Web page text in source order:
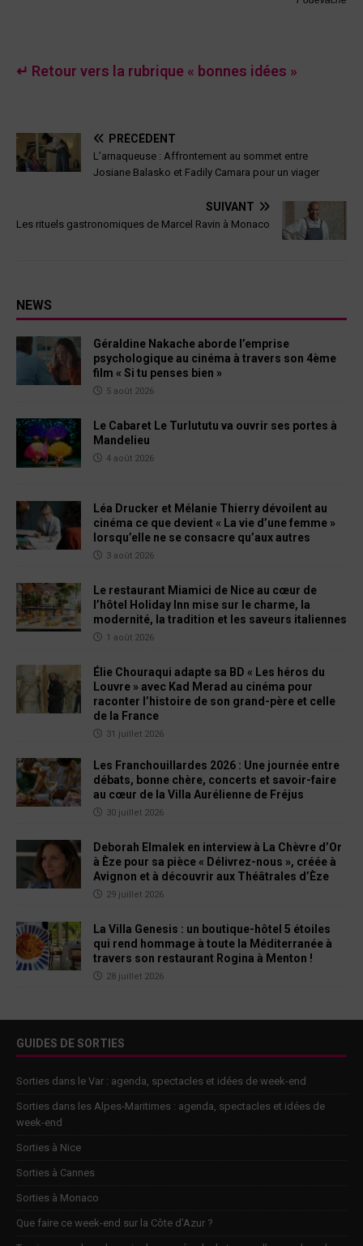
↵ Retour vers la rubrique « bonnes idées »
PRÉCÉDENT
L’arnaqueuse : Affrontement au sommet entre
Josiane Balasko et Fadily Camara pour un viager
SUIVANT
Les rituels gastronomiques de Marcel Ravin à Monaco
NEWS
Géraldine Nakache aborde l’emprise
psychologique au cinéma à travers son 4ème
film « Si tu penses bien »
5 août 2026
Le Cabaret Le Turlututu va ouvrir ses portes à
Mandelieu
4 août 2026
Léa Drucker et Mélanie Thierry dévoilent au
cinéma ce que devient « La vie d’une femme »
lorsqu’elle ne se consacre qu’aux autres
3 août 2026
Le restaurant Miamici de Nice au cœur de
l’hôtel Holiday Inn mise sur le charme, la
modernité, la tradition et les saveurs italiennes
1 août 2026
Élie Chouraqui adapte sa BD « Les héros du
Louvre » avec Kad Merad au cinéma pour
raconter l’histoire de son grand-père et celle
de la France
31 juillet 2026
Les Franchouillardes 2026 : Une journée entre
débats, bonne chère, concerts et savoir-faire
au cœur de la Villa Aurélienne de Fréjus
30 juillet 2026
Deborah Elmalek en interview à La Chèvre d’Or
à Èze pour sa pièce « Délivrez-nous », créée à
Avignon et à découvrir aux Théâtrales d’Èze
29 juillet 2026
La Villa Genesis : un boutique-hôtel 5 étoiles
qui rend hommage à toute la Méditerranée à
travers son restaurant Rogina à Menton !
28 juillet 2026
GUIDES DE SORTIES
Sorties dans le Var : agenda, spectacles et idées de week-end
Sorties dans les Alpes-Maritimes : agenda, spectacles et idées de
week-end
Sorties à Nice
Sorties à Cannes
Sorties à Monaco
Que faire ce week-end sur la Côte d’Azur ?